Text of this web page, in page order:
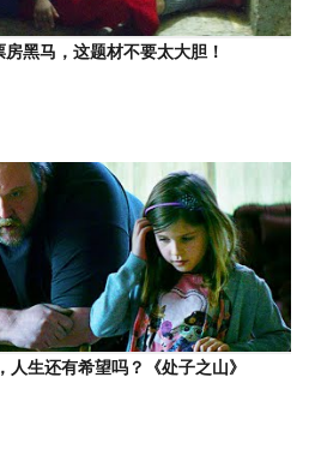
黑马，这题材不要太大胆！
人生还有希望吗？《处子之山》